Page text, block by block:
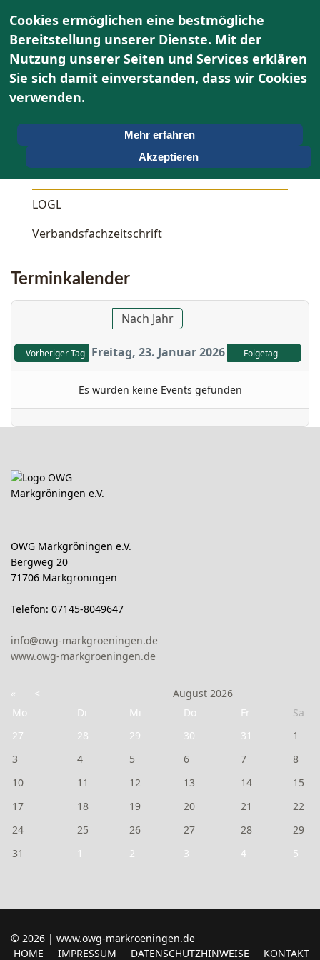
Über uns
Vorstand
LOGL
Verbandsfachzeitschrift
Terminkalender
Nach Jahr
Vorheriger Tag Freitag, 23. Januar 2026 Folgetag
Es wurden keine Events gefunden
OWG Markgröningen e.V.
Bergweg 20
71706 Markgröningen
Telefon: 07145-8049647
info@owg-markgroeningen.de
www.owg-markgroeningen.de
« < August 2026
Mo
Di Mi Do Fr
Sa
27
28 29 30 31
1
3
4 5 6 7
8
10
11 12 13 14
15
17
18 19 20 21
22
24
25 26 27 28
29
31
1 2 3 4 5
© 2026 | www.owg-markroeningen.de
HOME
IMPRESSUM DATENSCHUTZHINWEISE KONTAKT
Cookies ermöglichen eine bestmögliche
Bereitstellung unserer Dienste. Mit der
Nutzung unserer Seiten und Services erklären
Sie sich damit einverstanden, dass wir Cookies
verwenden.
Mehr erfahren
Akzeptieren